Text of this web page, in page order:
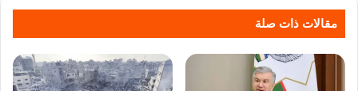
مقالات ذات صلة